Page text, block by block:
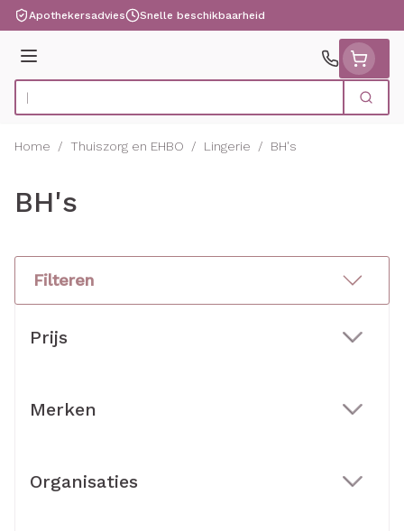
Ga naar de inhoud
Apothekersadvies Snelle beschikbaarheid
Menu
Product, merk, categorie... Zoek
Home / Thuiszorg en EHBO / Lingerie / BH's
BH's
Filteren
Prijs
Merken
Organisaties